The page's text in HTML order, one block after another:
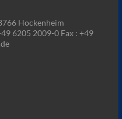
Hockenheim
6205 2009-0 Fax : +49